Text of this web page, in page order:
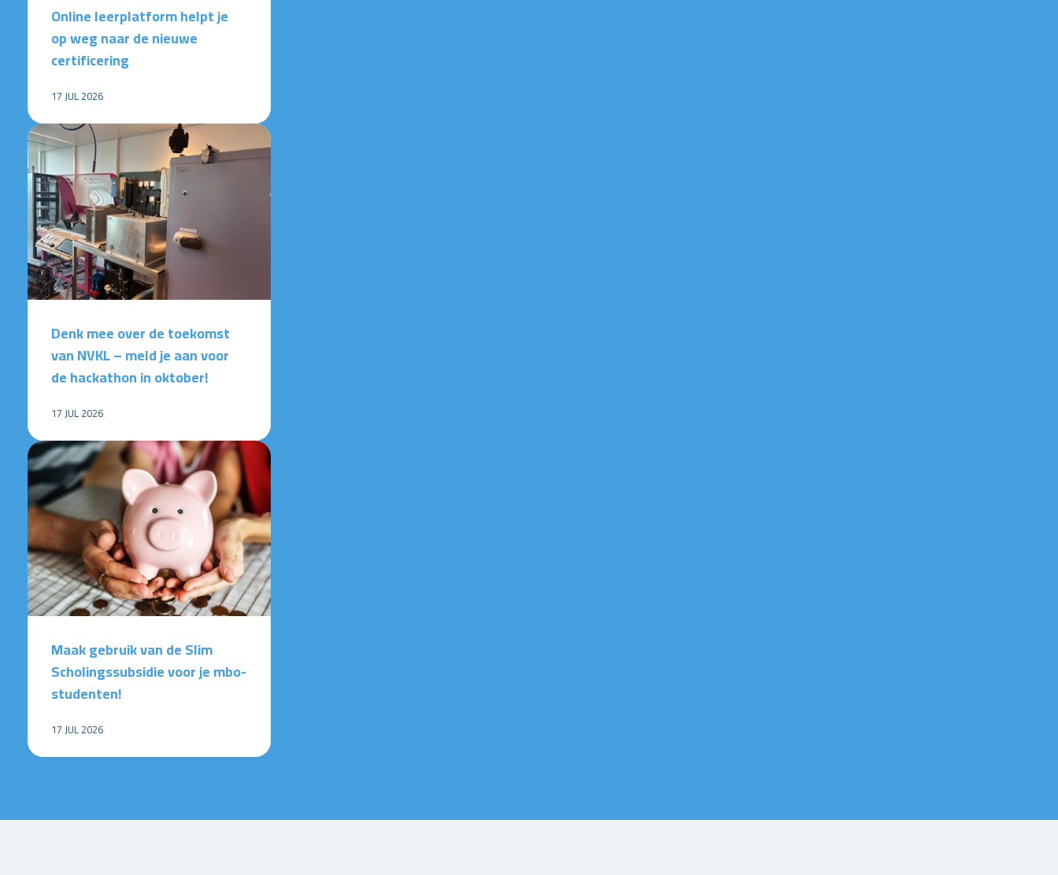
Online leerplatform helpt je
op weg naar de nieuwe
certificering
17 JUL 2026
Denk mee over de toekomst
van NVKL – meld je aan voor
de hackathon in oktober!
17 JUL 2026
Maak gebruik van de Slim
Scholingssubsidie voor je mbo-
studenten!
17 JUL 2026